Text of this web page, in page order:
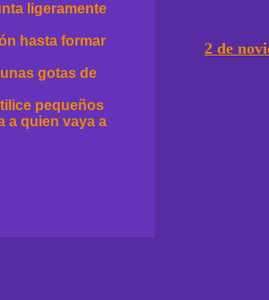
ligeramente
hasta formar
gotas de
pequeños
a quien vaya a
2 de